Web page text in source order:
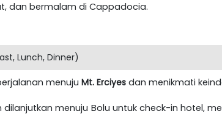
dan bermalam di Cappadocia.
Lunch, Dinner)
menuju Mt. Erciyes dan menikmati
menuju Bolu untuk check-in hotel,